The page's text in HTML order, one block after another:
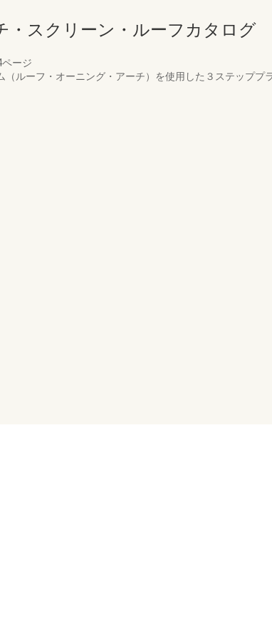
・スクリーン・ルーフカタログ
ージ
（ルーフ・オーニング・アーチ）を使用した３ステッププ